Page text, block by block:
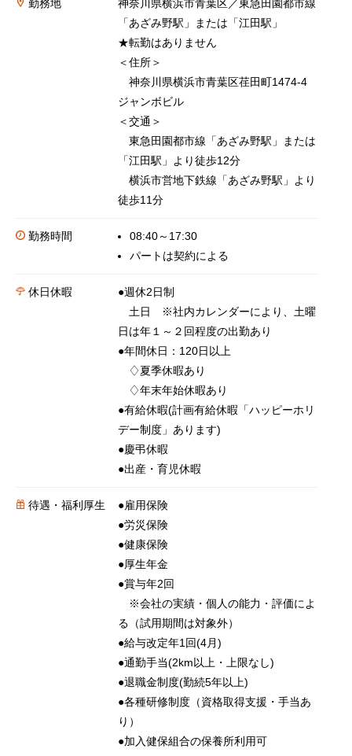
勤務地
神奈川県横浜市青葉区／東急田園都市線
「あざみ野駅」または「江田駅」
★転勤はありません
＜住所＞
神奈川県横浜市青葉区荏田町1474-4
ジャンボビル
＜交通＞
東急田園都市線「あざみ野駅」または
「江田駅」より徒歩12分
横浜市営地下鉄線「あざみ野駅」より
徒歩11分
勤務時間
08:40～17:30
パートは契約による
休日休暇
●週休2日制
土日 ※社内カレンダーにより、土曜
日は年１～２回程度の出勤あり
●年間休日：120日以上
♢夏季休暇あり
♢年末年始休暇あり
●有給休暇(計画有給休暇「ハッピーホリ
デー制度」あります)
●慶弔休暇
●出産・育児休暇
待遇・福利厚生
●雇用保険
●労災保険
●健康保険
●厚生年金
●賞与年2回
※会社の実績・個人の能力・評価によ
る（試用期間は対象外）
●給与改定年1回(4月)
●通勤手当(2km以上・上限なし)
●退職金制度(勤続5年以上)
●各種研修制度（資格取得支援・手当あ
り）
●加入健保組合の保養所利用可